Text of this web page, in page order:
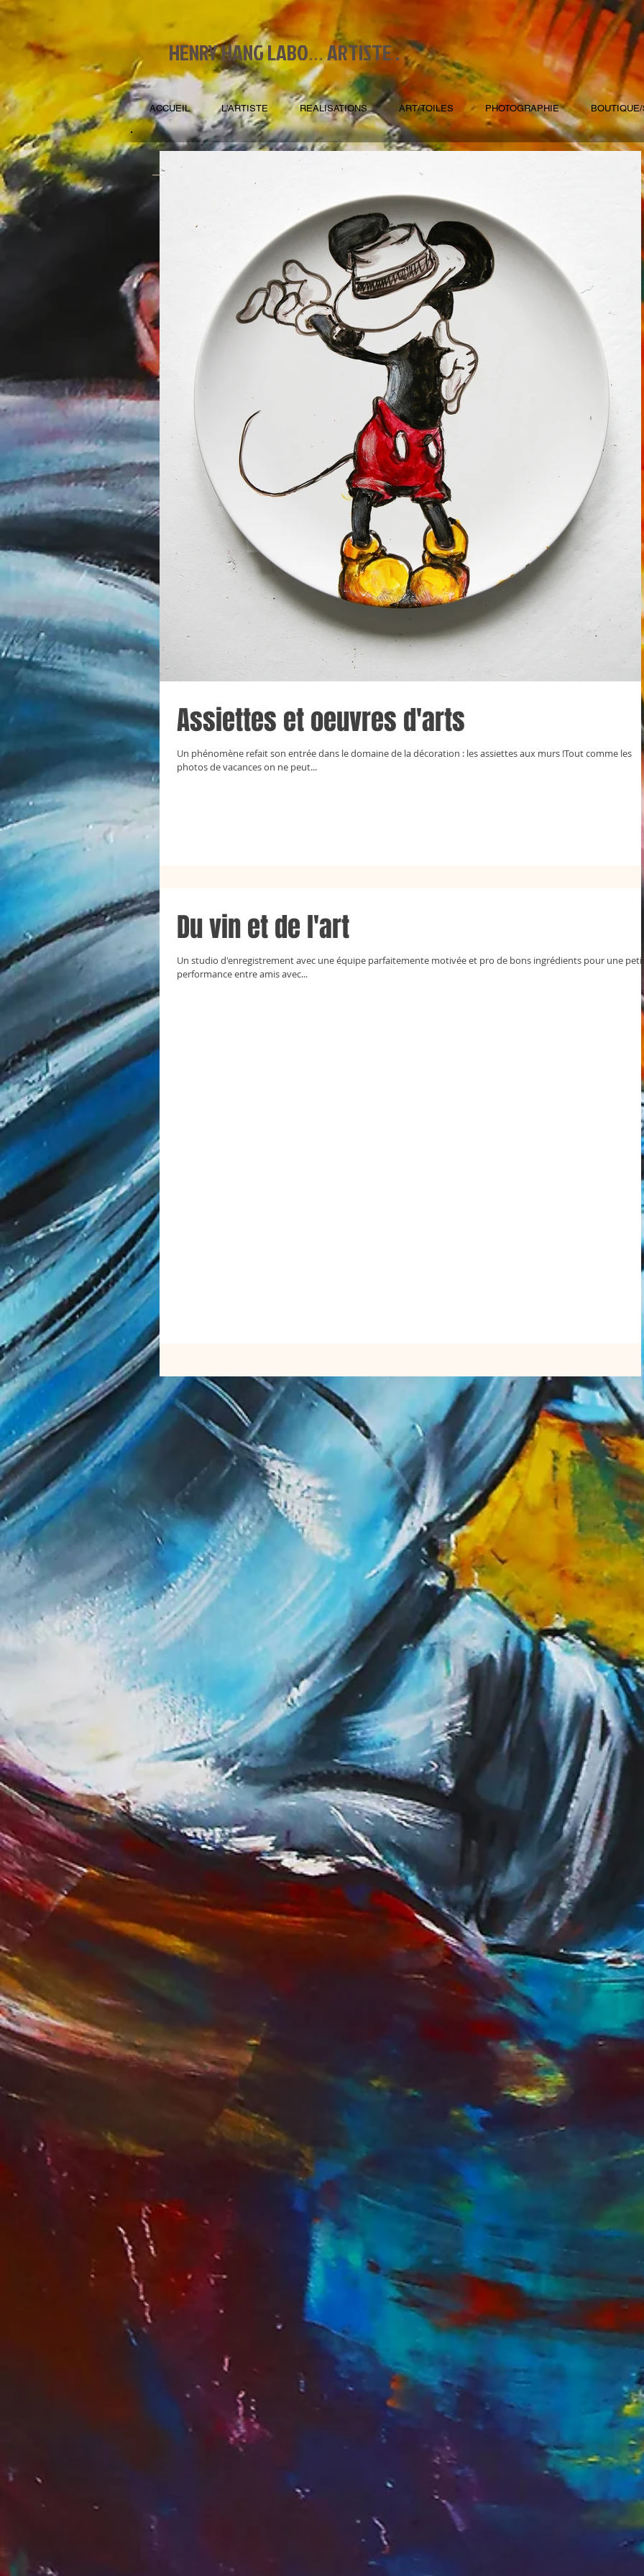
HENRY HANG LABO...ARTISTE .
ACCUEIL L'ARTISTE REALISATIONS ART/TOILES PHOTOGRAPHIE
Assiettes et oeuvres d'arts
Un phénomène refait son entrée dans le domaine de la décoration : les assiettes aux murs !Tout comme les
photos de vacances on ne peut...
Du vin et de l'art
Un studio d'enregistrement avec une équipe parfaitemente motivée et pro de bons ingrédients pour une
performance entre amis avec...